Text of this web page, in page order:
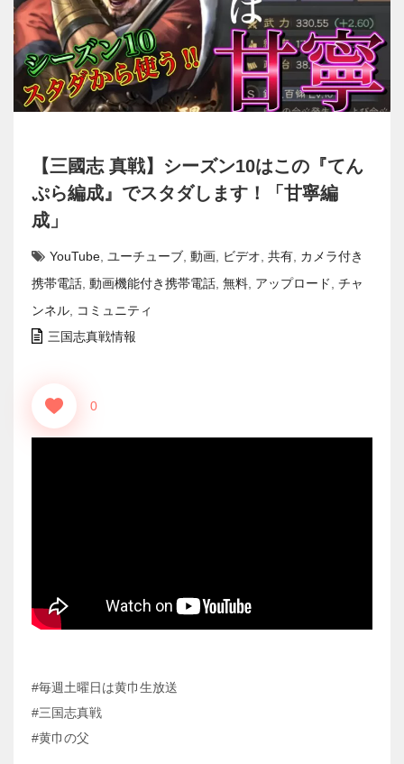
【三國志 真戦】シーズン10はこの『てん
ぷら編成』でスタダします！「甘寧編
成」
YouTube ユーチューブ 動画 ビデオ 共有 カメラ付き
携帯電話 動画機能付き携帯電話 無料 アップロード
チャ
ンネル
コミュニティ
三国志真戦情報
0
#毎週土曜日は黄巾生放送
#三国志真戦
#黄巾の父